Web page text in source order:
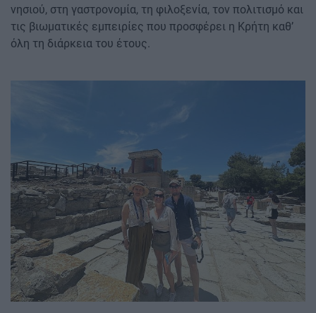
νησιού, στη γαστρονομία, τη φιλοξενία, τον πολιτισμό και
τις βιωματικές εμπειρίες που προσφέρει η Κρήτη καθ’
όλη τη διάρκεια του έτους.